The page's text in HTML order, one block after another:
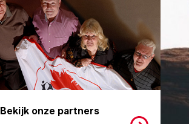
Bekijk onze partners